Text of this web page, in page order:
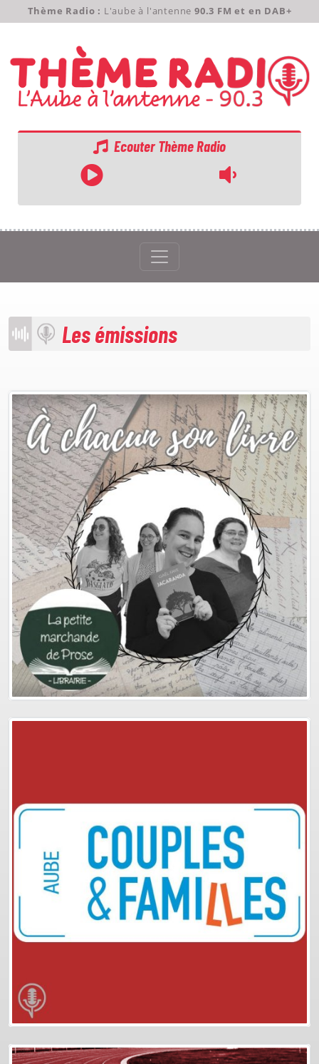
Thème Radio : L'aube à l'antenne 90.3 FM et en DAB+
Ecouter Thème Radio
Les émissions
Plus d'info Podcasts
Plus d'info Podcasts